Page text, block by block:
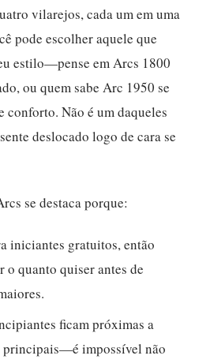
vilarejos, cada um em uma
pode escolher aquele que
estilo—pense em Arcs 1800
ou quem sabe Arc 1950 se
conforto.Não é um daqueles
deslocado logo de cara se
se destaca porque:
iniciantes gratuitos, então
o quanto quiser antes de
ficam próximas a
principais—é impossível não